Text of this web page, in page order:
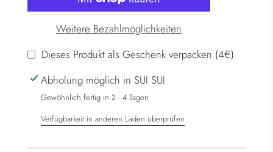
d
g
e
l
d
e
.
Weitere Bezahlmöglichkeiten
Dieses Produkt als Geschenk verpacken (4€)
Abholung möglich in SUI SUI
Gewöhnlich fertig in 2 - 4 Tagen
Verfügbarkeit in anderen Läden überprüfen